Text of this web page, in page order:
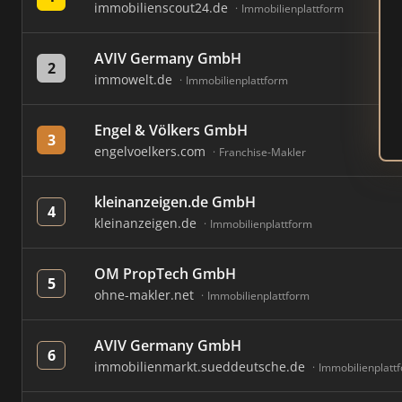
immobilienscout24.de Immobilienplattform
2 AVIV Germany GmbH
immowelt.de Immobilienplattform
3 Engel & Völkers GmbH
engelvoelkers.com Franchise-Makler
4 kleinanzeigen.de GmbH
kleinanzeigen.de Immobilienplattform
5 OM PropTech GmbH
ohne-makler.net Immobilienplattform
6 AVIV Germany GmbH
immobilienmarkt.sueddeutsche.de